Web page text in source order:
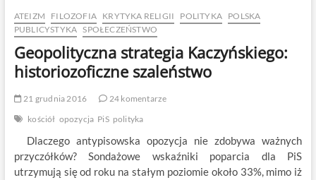
ATEIZM FILOZOFIA KRYTYKA RELIGII POLITYKA
POLSKA
PUBLICYSTYKA SPOŁECZEŃSTWO
Geopolityczna strategia Kaczyńskiego:
historiozoficzne szaleństwo
21 grudnia 2016
24 komentarze
kościół opozycja PiS polityka
Dlaczego antypisowska opozycja nie zdobywa ważnych
przyczółków? Sondażowe wskaźniki poparcia dla PiS
utrzymują się od roku na stałym poziomie około 33%, mimo iż